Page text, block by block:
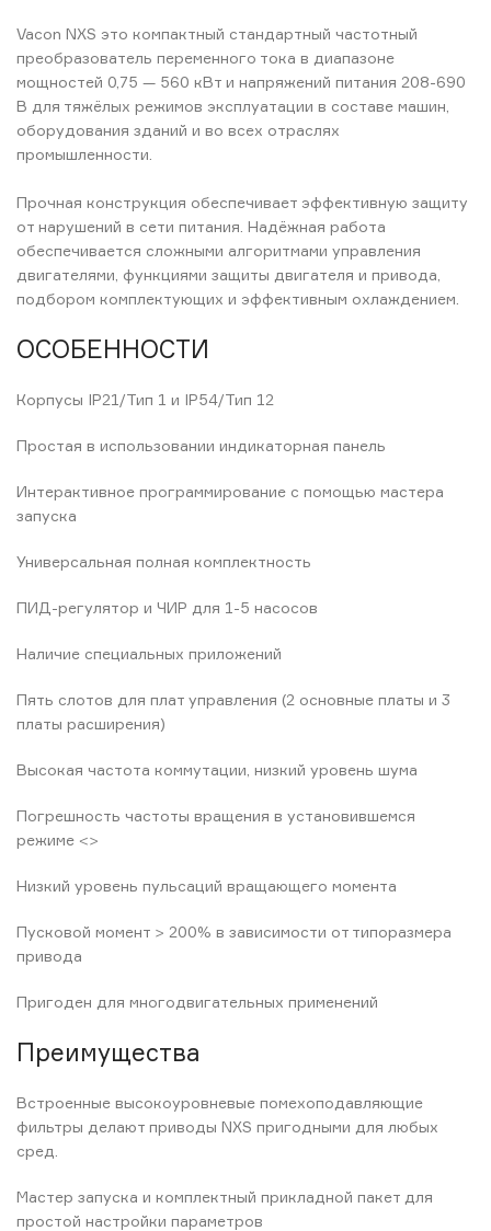
Vacon NXS это компактный стандартный частотный
преобразователь переменного тока в диапазоне
мощностей 0,75 — 560 кВт и напряжений питания 208-690
В для тяжёлых режимов эксплуатации в составе машин,
оборудования зданий и во всех отраслях
промышленности.
Прочная конструкция обеспечивает эффективную защиту
от нарушений в сети питания. Надёжная работа
обеспечивается сложными алгоритмами управления
двигателями, функциями защиты двигателя и привода,
подбором комплектующих и эффективным охлаждением.
ОСОБЕННОСТИ
Корпусы IP21/Тип 1 и IP54/Тип 12
Простая в использовании индикаторная панель
Интерактивное программирование с помощью мастера
запуска
Универсальная полная комплектность
ПИД-регулятор и ЧИР для 1-5 насосов
Наличие специальных приложений
Пять слотов для плат управления (2 основные платы и 3
платы расширения)
Высокая частота коммутации, низкий уровень шума
Погрешность частоты вращения в установившемся
режиме <>
Низкий уровень пульсаций вращающего момента
Пусковой момент > 200% в зависимости от типоразмера
привода
Пригоден для многодвигательных применений
Преимущества
Встроенные высокоуровневые помехоподавляющие
фильтры делают приводы NXS пригодными для любых
сред.
Мастер запуска и комплектный прикладной пакет для
простой настройки параметров